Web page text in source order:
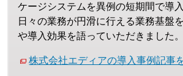
ケージシステムを異例の短期間で導
日々の業務が円滑に行える業務基盤
や導入効果を語っていただきました。
株式会社エディアの導入事例記事